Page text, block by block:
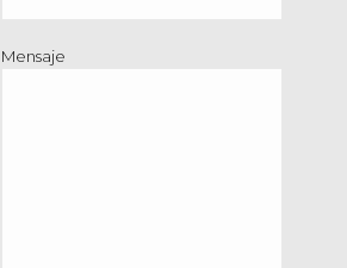
Mensaje